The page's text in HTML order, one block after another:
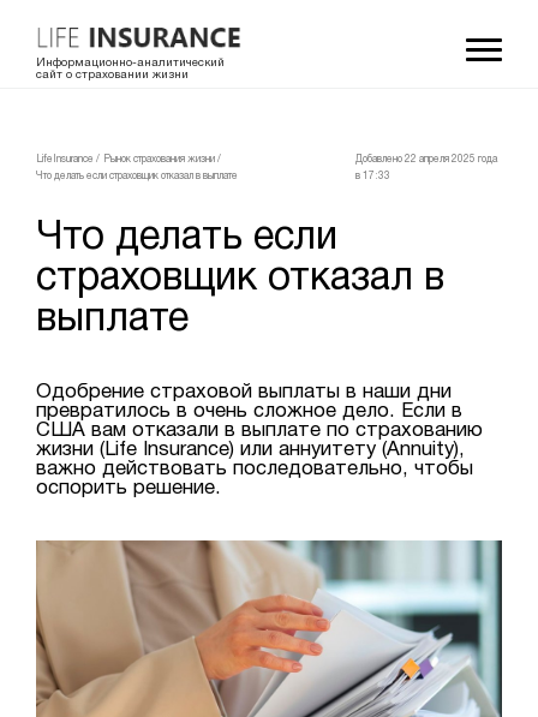
Информационно-аналитический
сайт о страховании жизни
LifeInsurance / Рынок страхования жизни /
Что делать если страховщик отказал в выплате
Добавлено 22 апреля 2025 года
в 17:33
Что делать если
страховщик отказал в
выплате
Одобрение страховой выплаты в наши дни
превратилось в очень сложное дело. Если в
США вам отказали в выплате по страхованию
жизни (Life Insurance) или аннуитету (Annuity),
важно действовать последовательно, чтобы
оспорить решение.